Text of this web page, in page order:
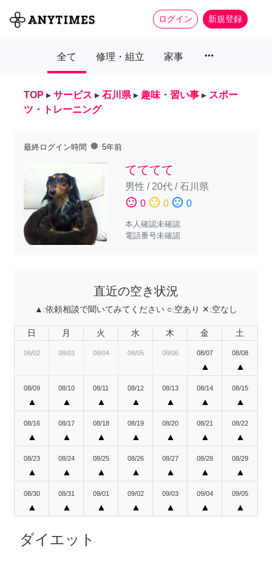
ログイン 新規登録
全て 修理・組立 家事 more_horiz
TOP ▸ サービス ▸ 石川県 ▸ 趣味・習い事 ▸ スポー
ツ・トレーニング
最終ログイン時間 fiber_manual_record 5年前
てててて
男性 / 20代/石川県
sentiment_satisfied 0 sentiment_neutral 0 sentiment_dissatisfied 0
本人確認未確認
電話番号未確認
直近の空き状況
▲:依頼相談で聞いてみてください ○:空あり ✕:空なし
日 月 火 水 木 金 土
08/02 08/03 08/04 08/05 08/06 08/07
▲
08/08
▲
08/09
▲
08/10
▲
08/11
▲
08/12
▲
08/13
▲
08/14
▲
08/15
▲
08/16
▲
08/17
▲
08/18
▲
08/19
▲
08/20
▲
08/21
▲
08/22
▲
08/23
▲
08/24
▲
08/25
▲
08/26
▲
08/27
▲
08/28
▲
08/29
▲
08/30
▲
08/31
▲
09/01
▲
09/02
▲
09/03
▲
09/04
▲
09/05
▲
ダイエット